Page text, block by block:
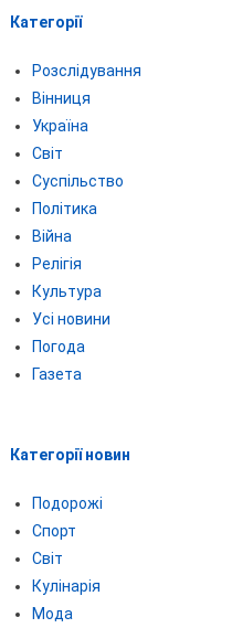
Категорії
Розслідування
Вінниця
Україна
Світ
Суспільство
Політика
Війна
Релігія
Культура
Усі новини
Погода
Газета
Категорії новин
Подорожі
Спорт
Світ
Кулінарія
Мода